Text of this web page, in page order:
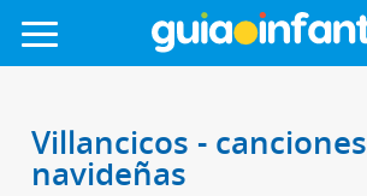
Villancicos - canciones
navideñas